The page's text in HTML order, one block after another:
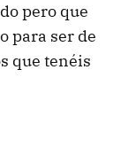
pero que
para ser de
que tenéis